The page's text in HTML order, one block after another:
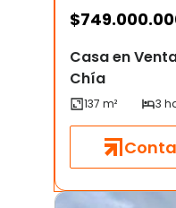
$
Casa en
Chía